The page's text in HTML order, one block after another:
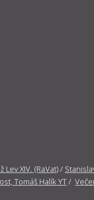
Lev XIV. (RaVat)/
Tomáš Halík YT/